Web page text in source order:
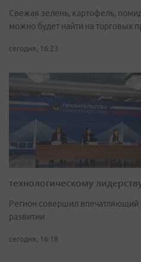
Свежая зелень, картофель,
можно будет найти на торговых
сегодня, 16:23
технологическому
Регион совершил
развитии
сегодня, 16:18